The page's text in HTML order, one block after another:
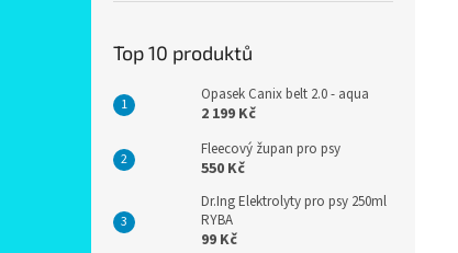
Top 10 produktů
Opasek Canix belt 2.0 - aqua
2 199 Kč
Fleecový župan pro psy
550 Kč
Dr.Ing Elektrolyty pro psy 250ml
RYBA
99 Kč